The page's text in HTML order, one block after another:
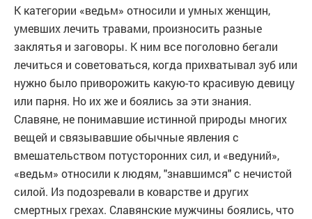
К категории «ведьм» относили и умных женщин,
умевших лечить травами, произносить разные
заклятья и заговоры. К ним все поголовно бегали
лечиться и советоваться, когда прихватывал зуб или
нужно было приворожить какую-то красивую девицу
или парня. Но их же и боялись за эти знания.
Славяне, не понимавшие истинной природы многих
вещей и связывавшие обычные явления с
вмешательством потусторонних сил, и «ведуний»,
«ведьм» относили к людям, "знавшимся" с нечистой
силой. Из подозревали в коварстве и других
смертных грехах. Славянские мужчины боялись, что